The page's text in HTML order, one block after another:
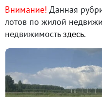
Внимание! Данная
лотов по жилой
недвижимостьздесь.